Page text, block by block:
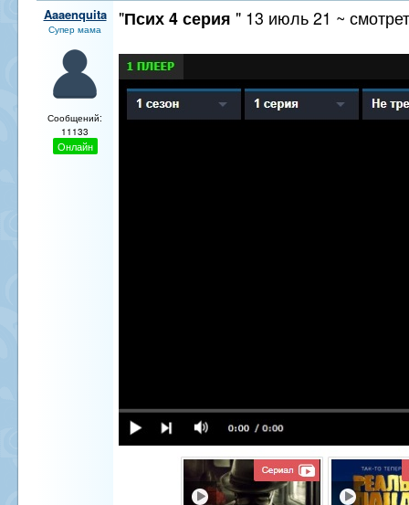
Aaaenquita
Супер мама
Сообщений:
11133
Онлайн
"Псих 4 серия " 13 июль 21 ~